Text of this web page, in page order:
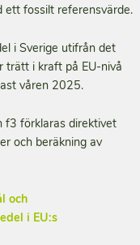
ett fossilt referensvärde.
i Sverige utifrån det
trätt i kraft på EU-nivå
våren 2025.
f3 förklaras direktivet
och beräkning av
och
i EU:s